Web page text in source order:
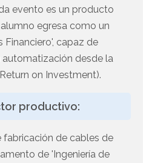
evento es un producto
egresa como un
Financiero', capaz de
automatización desde la
on Investment).
productivo:
fabricación de cables de
de 'Ingeniería de